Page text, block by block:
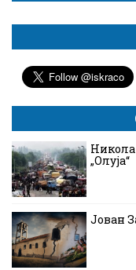
Никола
„Олуја“
Јован